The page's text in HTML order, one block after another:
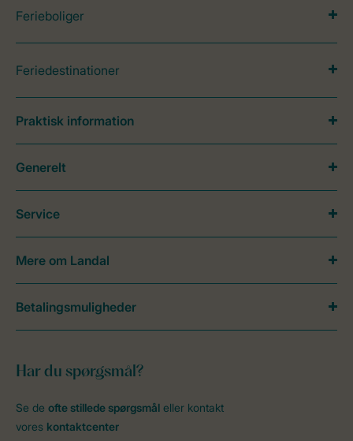
Ferieboliger
Feriedestinationer
Har du spørgsmål?
Se de ofte stillede spørgsmål eller kontakt
vores kontaktcenter
Praktisk information
Generelt
Service
Mere om Landal
Betalingsmuligheder